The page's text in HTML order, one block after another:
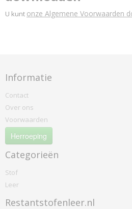
U kunt onze Algemene Voorwaarden
Informatie
Contact
Over ons
Voorwaarden
Herroeping
Categorieën
Stof
Leer
Restantstofenleer.nl